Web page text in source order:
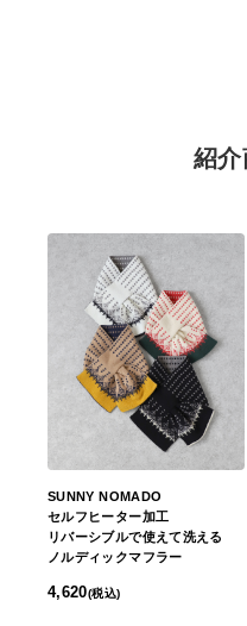
紹
SUNNY NOMADO
セルフヒーター加工
リバーシブルで使えて洗える
ノルディックマフラー
4,620(税込)